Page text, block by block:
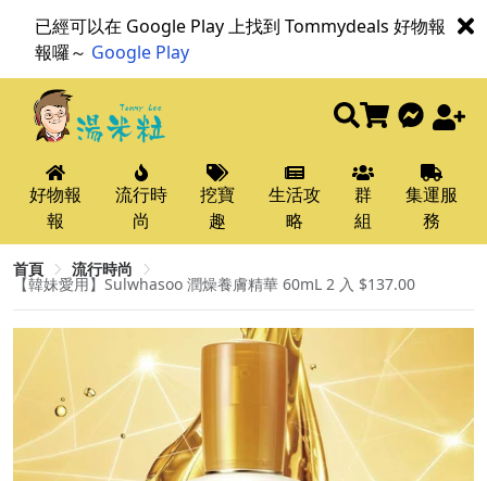
已經可以在 Google Play 上找到 Tommydeals 好物報
報囉～ Google Play
好物報
報
流行時
尚
挖寶
趣
生活攻
略
群
組
集運服
務
首頁 流行時尚
【韓妹愛用】Sulwhasoo 潤燥養膚精華 60mL 2 入 $137.00